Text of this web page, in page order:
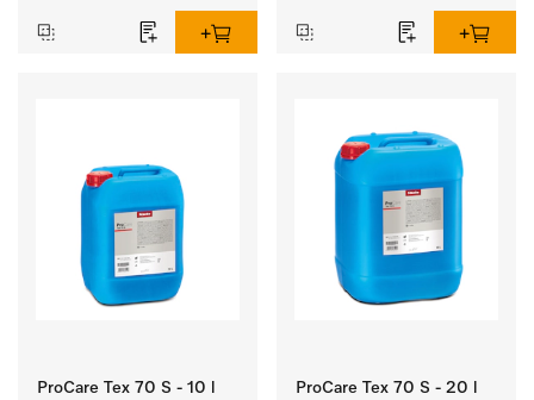
ProCare Tex 70 S - 10 l ProCare Tex 70 S - 20 l